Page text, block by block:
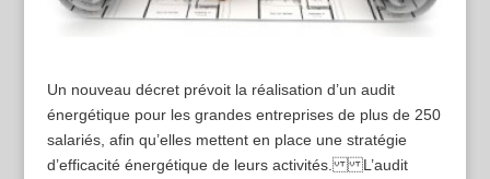
Un nouveau décret prévoit la réalisation d’un audit
énergétique pour les grandes entreprises de plus de 250
salariés, afin qu’elles mettent en place une stratégie
d’efficacité énergétique de leurs activités. L’audit